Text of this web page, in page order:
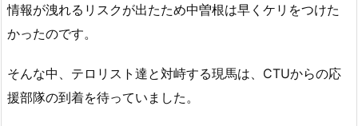
情報が洩れるリスクが出たため中曽根は早くケリをつけた
かったのです。
そんな中、テロリスト達と対峙する現馬は、CTUからの応
援部隊の到着を待っていました。